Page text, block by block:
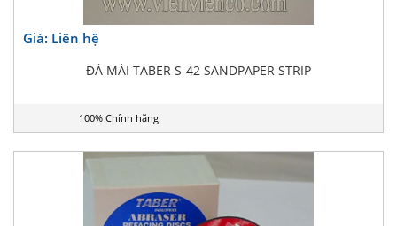
Giá: Liên hệ
ĐÁ MÀI TABER S-42 SANDPAPER STRIP
100% Chính hãng